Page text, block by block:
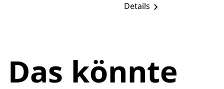
Details
Das könnte